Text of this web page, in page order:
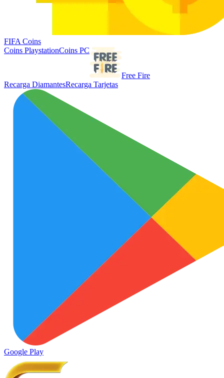
FIFA Coins
Coins PlaystationCoins PC
Free Fire
Recarga DiamantesRecarga Tarjetas
Google Play